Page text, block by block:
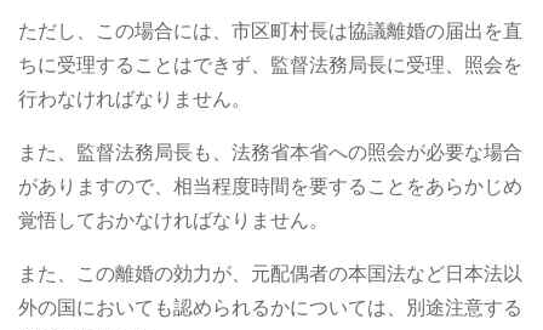
ただし、この場合には、市区町村長は協議離婚の届出を直
ちに受理することはできず、監督法務局長に受理、照会を
行わなければなりません。
また、監督法務局長も、法務省本省への照会が必要な場合
がありますので、相当程度時間を要することをあらかじめ
覚悟しておかなければなりません。
また、この離婚の効力が、元配偶者の本国法など日本法以
外の国においても認められるかについては、別途注意する